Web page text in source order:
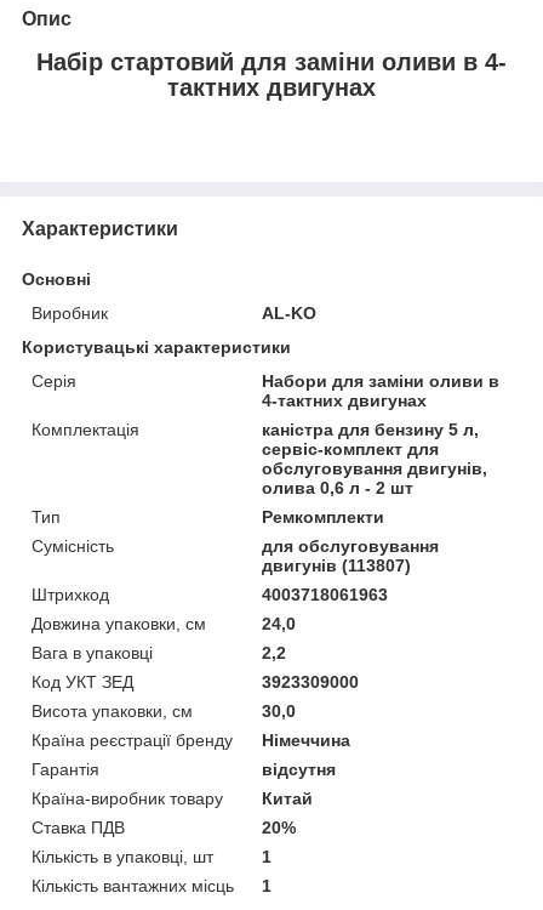
Опис
Набір стартовий для заміни оливи в 4-
тактних двигунах
Характеристики
Основні
Виробник
AL-KO
Користувацькі характеристики
Серія
Набори для заміни оливи в
4-тактних двигунах
Комплектація
каністра для бензину 5 л,
сервіс-комплект для
обслуговування двигунів,
олива 0,6 л - 2 шт
Тип
Ремкомплекти
Сумісність
для обслуговування
двигунів (113807)
Штрихкод
4003718061963
Довжина упаковки, см
24,0
Вага в упаковці
2,2
Код УКТ ЗЕД
3923309000
Висота упаковки, см
30,0
Країна реєстрації бренду
Німеччина
Гарантія
відсутня
Країна-виробник товару
Китай
Ставка ПДВ
20%
Кількість в упаковці, шт
1
Кількість вантажних місць
1